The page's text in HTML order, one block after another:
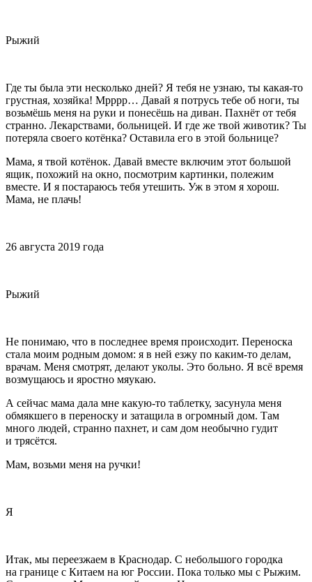
Рыжий
Где ты была эти несколько дней? Я тебя не узнаю, ты какая-то
грустная, хозяйка! Мрррр… Давай я потрусь тебе об ноги, ты
возьмёшь меня на руки и понесёшь на диван. Пахнёт от тебя
странно. Лекарствами, больницей. И где же твой животик? Ты
потеряла своего котёнка? Оставила его в этой больнице?
Мама, я твой котёнок. Давай вместе включим этот большой
ящик, похожий на окно, посмотрим картинки, полежим
вместе. И я постараюсь тебя утешить. Уж в этом я хорош.
Мама, не плачь!
26 августа 2019 года
Рыжий
Не понимаю, что в последнее время происходит. Переноска
стала моим родным домом: я в ней езжу по каким-то делам,
врачам. Меня смотрят, делают уколы. Это больно. Я всё время
возмущаюсь и яростно мяукаю.
А сейчас мама дала мне какую-то таблетку, засунула меня
обмякшего в переноску и затащила в огромный дом. Там
много людей, странно пахнет, и сам дом необычно гудит
и трясётся.
Мам, возьми меня на ручки!
Я
Итак, мы переезжаем в Краснодар. С небольшого городка
на границе с Китаем на юг России. Пока только мы с Рыжим.